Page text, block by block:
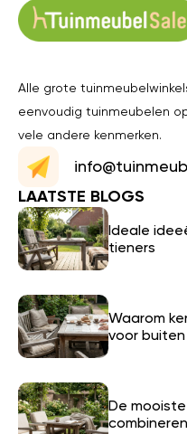
Alle grote
eenvoudig tuinmeubelen
vele andere kenmerken.
LAATSTE BLOGS
Ideale
tieners
Waarom
voor
De